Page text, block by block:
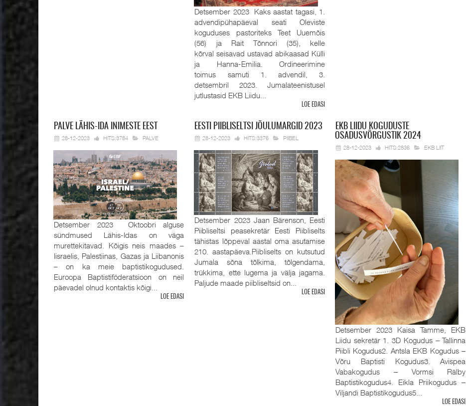
Detsember 2023 Kaks aastat tagasi, 1.
advendipühapäeval seati Oleviste
koguduses pastoriteks Teet Uuemõis
(56) ja Rait Tõnnori (35), kelle
kõrval seisavad ustavad abikaasad Külli
ja Hanna-Emilia. Ordineerimine
toimus samuti 1. advendil, 3.
detsembril 2023. Jumalateenistusel
jutlustasid EKB Liidu...
LOE EDASI
PALVE LÄHIS-IDA INIMESTE EEST
28-12-2023 HITS:3784 PALVE
Detsember 2023 Oktoobri alguse
sündmused Lähis-Idas on väga
murettekitavad. Kõigis neis maades –
Iisraelis, Palestiinas, Gazas ja Liibanonis
– on ka meie baptistikogudused.
Euroopa Baptistiföderatsioon on neil
päevadel olnud kontaktis kõigi...
LOE EDASI
EESTI PIIBLISELTSI JÕULUMARGID 2023
28-12-2023 HITS:3376 PIIBEL
Detsember 2023 Jaan Bärenson, Eesti
Piibliseltsi peasekretär Eesti Piibliselts
tähistas lõppeval aastal oma asutamise
210. aastapäeva.Piibliselts on kutsutud
Jumala sõna tõlkima, tõlgendama,
trükkima, ette lugema ja välja jagama.
Paljude maade piibliseltsid on...
LOE EDASI
EKBLIIDU KOGUDUSTE
OSADUSVÕRGUSTIK 2024
28-12-2023 HITS:2836 EKB LIIT
Detsember 2023 Kaisa Tamme, EKB
Liidu sekretär 1. 3D Kogudus ‒ Tallinna
Piibli Kogudus2. Antsla EKB Kogudus ‒
Võru Baptisti Kogudus3. Avispea
Vabakogudus ‒ Vormsi Rälby
Baptistikogudus4. Eikla Priikogudus ‒
Viljandi Baptistikogudus5...
LOE EDASI